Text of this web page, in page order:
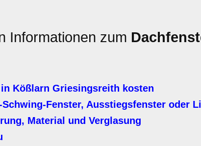
Informationen zum
Kößlarn Griesingsreith kosten
Fenster, Ausstiegsfenster oder
Material und Verglasung